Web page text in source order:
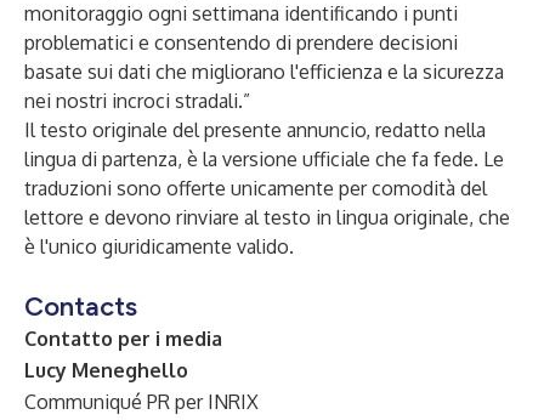
monitoraggio ogni settimana identificando i punti
problematici e consentendo di prendere decisioni
basate sui dati che migliorano l'efficienza e la sicurezza
nei nostri incroci stradali.”
Il testo originale del presente annuncio, redatto nella
lingua di partenza, è la versione ufficiale che fa fede. Le
traduzioni sono offerte unicamente per comodità del
lettore e devono rinviare al testo in lingua originale, che
è l'unico giuridicamente valido.
Contacts
Contatto per i media
Lucy Meneghello
Communiqué PR per INRIX